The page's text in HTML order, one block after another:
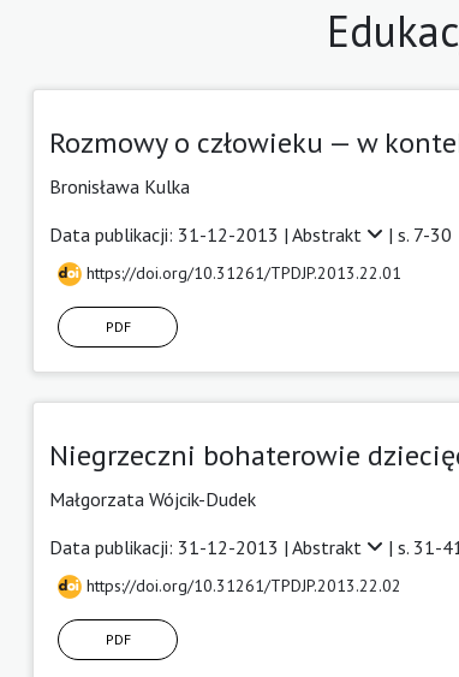
Rozmowy o człowieku — w
Bronisława Kulka
Data publikacji: 31-12-2013 | Abstrakt | s. 7-30
https://doi.org/10.31261/TPDJP.2013.22.01
PDF
Niegrzeczni bohaterowie
Małgorzata Wójcik-Dudek
Data publikacji: 31-12-2013 | Abstrakt | s. 31-
https://doi.org/10.31261/TPDJP.2013.22.02
PDF